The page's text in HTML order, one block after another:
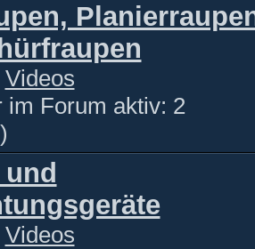
Videos
im Forum aktiv: 2
Videos